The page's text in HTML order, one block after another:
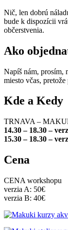
Nič, len dobrú
bude k dispozícii
občerstvenia.
Ako
Napíš nám, prosím,
miesto včas,
Kde a Kedy
TRNAVA –
14.30 – 18.30 –
15.30 – 18.30 –
Cena
CENA workshopu
verzia A: 50€
verzia B: 40€